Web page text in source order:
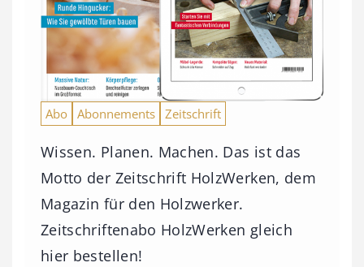
Abo Abonnements Zeitschrift
Wissen. Planen. Machen. Das ist das
Motto der Zeitschrift HolzWerken, dem
Magazin für den Holzwerker.
Zeitschriftenabo HolzWerken gleich
hier bestellen!